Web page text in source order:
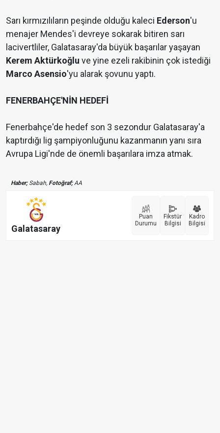
Sarı kırmızılıların peşinde olduğu kaleci Ederson'u
menajer Mendes'i devreye sokarak bitiren sarı
lacivertliler, Galatasaray'da büyük başarılar yaşayan
Kerem Aktürkoğlu ve yine ezeli rakibinin çok istediği
Marco Asensio'yu alarak şovunu yaptı.
FENERBAHÇE'NİN HEDEFİ
Fenerbahçe'de hedef son 3 sezondur Galatasaray'a
kaptırdığı lig şampiyonluğunu kazanmanın yanı sıra
Avrupa Ligi'nde de önemli başarılara imza atmak.
Haber;Sabah, Fotoğraf;AA
Galatasaray
Puan
Durumu
Fikstür
Bilgisi
Kadro
Bilgisi